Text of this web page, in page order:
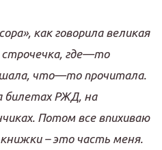
», как говорила великая
строчечка, где—то
, что—то прочитала.
билетах РЖД, на
. Потом всевпихиваю
–это часть меня.